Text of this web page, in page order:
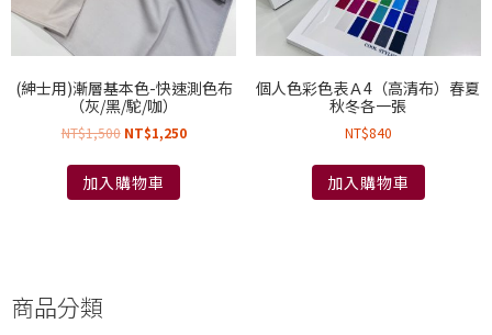
(紳士用)漸層基本色-快速測色布
（灰/黑/駝/咖）
NT$1,500 NT$1,250
加入購物車
個人色彩色表Ａ4（高清布）春夏
秋冬各一張
NT$840
加入購物車
商品分類